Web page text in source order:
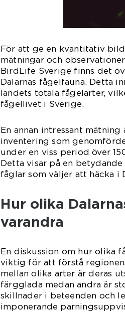
För att ge en kvantitativ
mätningar och
BirdLife Sverige finns det
Dalarnas fågelfauna. Detta
landets totala fågelarter,
fågellivet i Sverige.
En annan intressant
inventering som
under en viss period över
Detta visar på en
fåglar som väljer att häcka i
Hur olika
varandra
En diskussion om hur olika
viktig för att förstå
mellan olika arter är deras
färgglada medan andra är
skillnader i beteenden och
imponerande